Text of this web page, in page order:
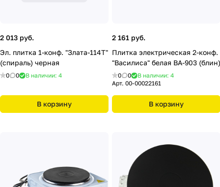
2 013 руб.
Эл. плитка 1-конф. "Злата-114Т"
(спираль) черная
0 0 В наличии: 4
В корзину
2 161 руб.
Плитка электрическая 2-конф.
"Василиса" белая ВА-903 (блин)
0 0
В наличии: 4
Арт. 00-00022161
В корзину